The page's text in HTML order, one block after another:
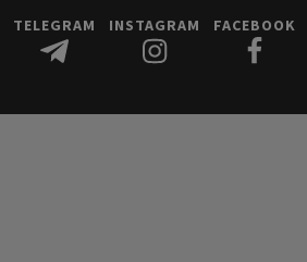
TELEGRAM INSTAGRAM FACEBOOK